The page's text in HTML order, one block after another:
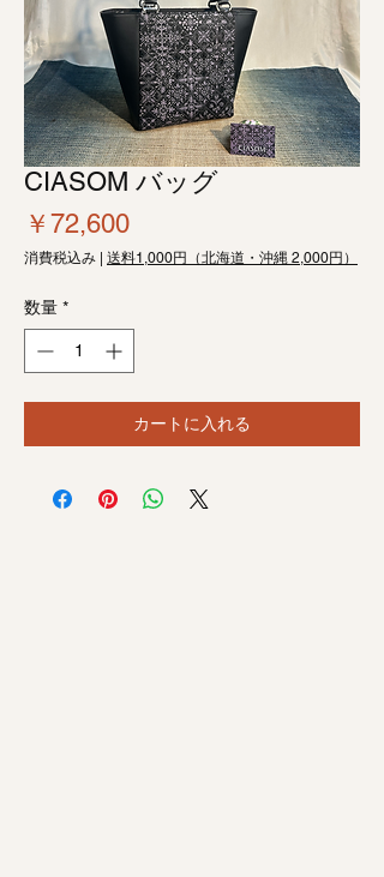
CIASOM バッグ
￥72,600価
格
消費税込み 送料1,000円（北海道・沖縄 2,000円）
数量 *
カートに入れる